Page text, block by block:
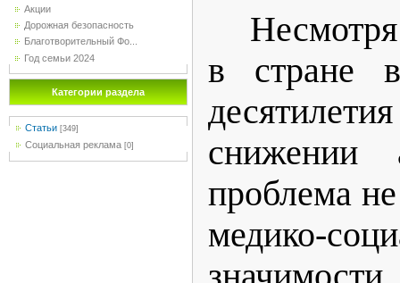
Акции
Дорожная безопасность
Благотворительный Фо...
Год семьи 2024
Категории раздела
Статьи [349]
Социальная реклама [0]
в стране
снижении
проблема
медико-